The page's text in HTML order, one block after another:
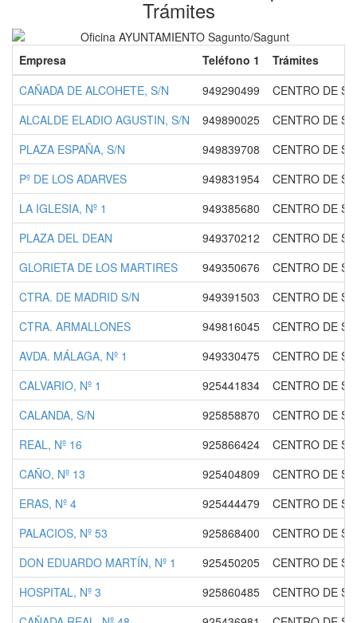
Trámites
Empresa Teléfono 1
Trámites
CAÑADA DE ALCOHETE, S/N
949290499
CENTRO DE
ALCALDE ELADIO AGUSTIN, S/N
949890025
CENTRO DE
PLAZA ESPAÑA, S/N
949839708
CENTRO DE
Pº DE LOS ADARVES
949831954
CENTRO DE
LA IGLESIA, Nº 1
949385680
CENTRO DE
PLAZA DEL DEAN
949370212
CENTRO DE
GLORIETA DE LOS MARTIRES
949350676
CENTRO DE
CTRA. DE MADRID S/N
949391503
CENTRO DE
CTRA. ARMALLONES
949816045
CENTRO DE
AVDA. MÁLAGA, Nº 1
949330475
CENTRO DE
CALVARIO, Nº 1
925441834
CENTRO DE
CALANDA, S/N
925858870
CENTRO DE
REAL, Nº 16
925866424
CENTRO DE
CAÑO, Nº 13
925404809
CENTRO DE
ERAS, Nº 4
925444479
CENTRO DE
PALACIOS, Nº 53
925868400
CENTRO DE
DON EDUARDO MARTÍN, Nº 1
925450205
CENTRO DE
HOSPITAL, Nº 3
925860485
CENTRO DE